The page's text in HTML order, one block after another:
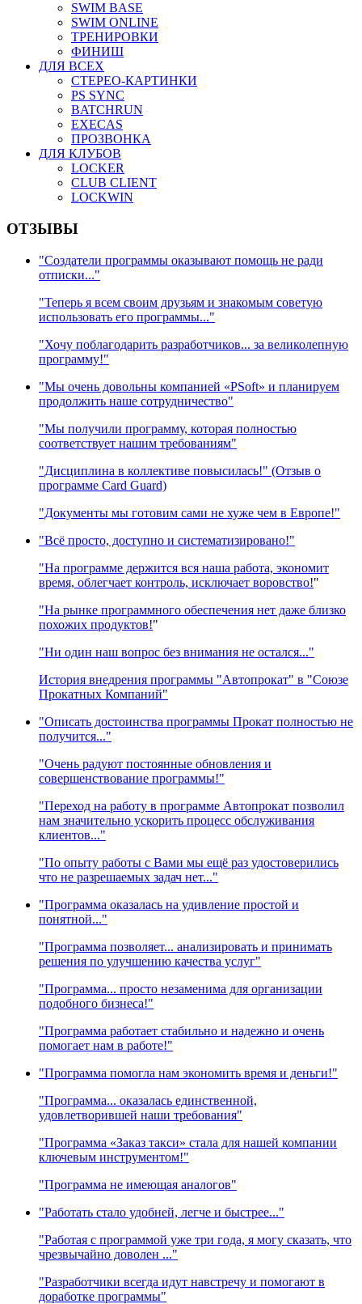
SWIM BASE
SWIM ONLINE
ТРЕНИРОВКИ
ФИНИШ
ДЛЯ ВСЕХ
СТЕРЕО-КАРТИНКИ
PS SYNC
BATCHRUN
EXECAS
ПРОЗВОНКА
ДЛЯ КЛУБОВ
LOCKER
CLUB CLIENT
LOCKWIN
ОТЗЫВЫ
"Создатели программы оказывают помощь не ради
отписки..."
"Теперь я всем своим друзьям и знакомым советую
использовать его программы..."
"Хочу поблагодарить разработчиков... за великолепную
программу!"
"Мы очень довольны компанией «PSoft» и планируем
продолжить наше сотрудничество"
"Мы получили программу, которая полностью
соответствует нашим требованиям"
"Дисциплина в коллективе повысилась!" (Отзыв о
программе Card Guard)
"Документы мы готовим сами не хуже чем в Европе!"
"Всё просто, доступно и систематизировано!"
"На программе держится вся наша работа, экономит
время, облегчает контроль, исключает воровство!"
"На рынке программного обеспечения нет даже близко
похожих продуктов!"
"Ни один наш вопрос без внимания не остался..."
История внедрения программы "Автопрокат" в "Союзе
Прокатных Компаний"
"Описать достоинства программы Прокат полностью не
получится..."
"Очень радуют постоянные обновления и
совершенствование программы!"
"Переход на работу в программе Автопрокат позволил
нам значительно ускорить процесс обслуживания
клиентов..."
"По опыту работы с Вами мы ещё раз удостоверились
что не разрешаемых задач нет..."
"Программа оказалась на удивление простой и
понятной..."
"Программа позволяет... анализировать и принимать
решения по улучшению качества услуг"
"Программа... просто незаменима для организации
подобного бизнеса!"
"Программа работает стабильно и надежно и очень
помогает нам в работе!"
"Программа помогла нам экономить время и деньги!"
"Программа... оказалась единственной,
удовлетворившей наши требования"
"Программа «Заказ такси» стала для нашей компании
ключевым инструментом!"
"Программа не имеющая аналогов"
"Работать стало удобней, легче и быстрее..."
"Работая с программой уже три года, я могу сказать, что
чрезвычайно доволен ..."
"Разработчики всегда идут навстречу и помогают в
доработке программы"